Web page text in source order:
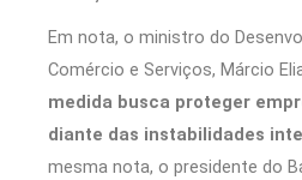
Em nota, o ministro do
Comércio e Serviços, Márcio
medida busca proteger
diante das instabilidades
mesma nota, o presidente do